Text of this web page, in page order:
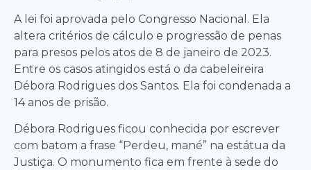
A lei foi aprovada pelo Congresso Nacional. Ela
altera critérios de cálculo e progressão de penas
para presos pelos atos de 8 de janeiro de 2023.
Entre os casos atingidos está o da cabeleireira
Débora Rodrigues dos Santos. Ela foi condenada a
14 anos de prisão.
Débora Rodrigues ficou conhecida por escrever
com batom a frase “Perdeu, mané” na estátua da
Justiça. O monumento fica em frente à sede do